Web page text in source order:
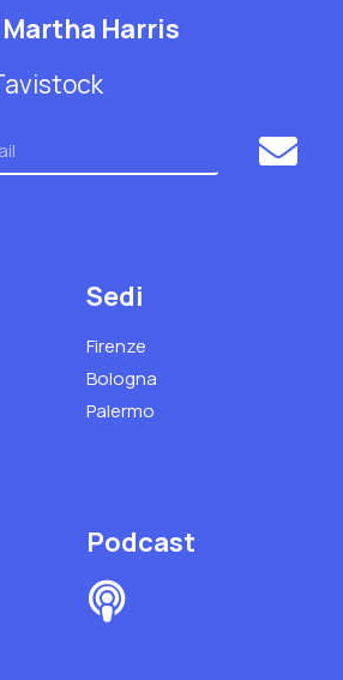
Harris
Sedi
Firenze
Bologna
Palermo
Podcast